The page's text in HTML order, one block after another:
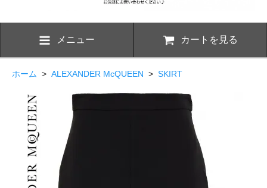
メニュー カートを見る
ホーム > ALEXANDER McQUEEN > SKIRT